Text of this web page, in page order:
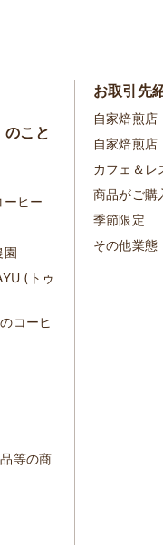
のこと
ーヒー
園
(トゥ
コーヒ
等の商
お取引先
自家焙煎店
自家焙煎店
カフェ＆レ
商品がご購
季節限定
その他業態